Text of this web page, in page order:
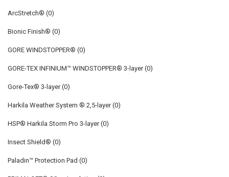
ArcStretch® (0)
Bionic Finish® (0)
GORE WINDSTOPPER® (0)
GORE-TEX INFINIUM™ WINDSTOPPER® 3-layer(0)
Gore-Tex® 3-layer(0)
Harkila Weather System ® 2,5-layer(0)
HSP® Harkila Storm Pro 3-layer(0)
Insect Shield® (0)
Paladin™ Protection Pad (0)